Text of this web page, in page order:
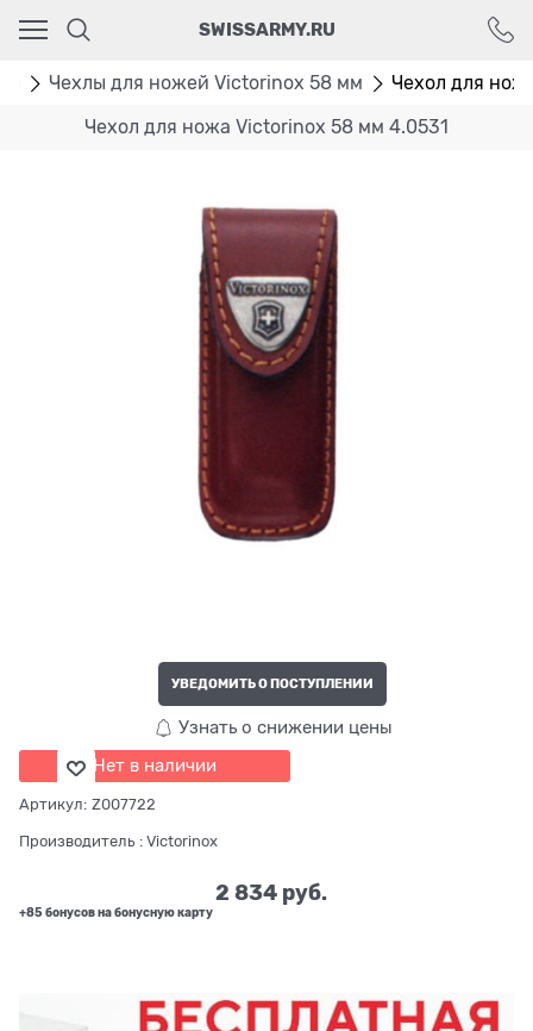
SWISSARMY.RU
Чехлы для ножей Victorinox 58 мм Чехол для
Чехол для ножа Victorinox 58 мм 4.0531
УВЕДОМИТЬ О ПОСТУПЛЕНИИ
Узнать о снижении цены
Нет в наличии
Артикул: Z007722
Производитель : Victorinox
2 834 руб.
+85 бонусов на бонусную карту
Ваш город - Москва,
угадали?
ДА НЕТ